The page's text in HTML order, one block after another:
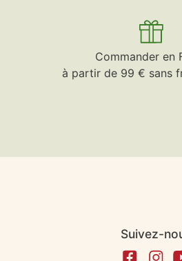
Commander en
à partir de 99 € sans
Suivez-